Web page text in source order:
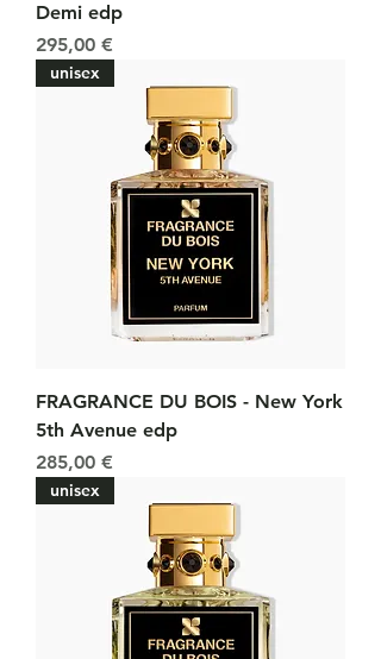
Demi edp
Prix
295,00 €
unisex
FRAGRANCE DU BOIS - New York
5th Avenue edp
Prix
285,00 €
unisex